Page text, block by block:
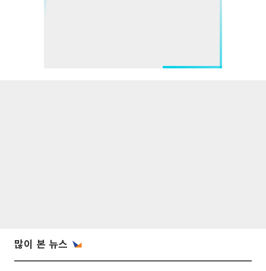
많이 본 뉴스